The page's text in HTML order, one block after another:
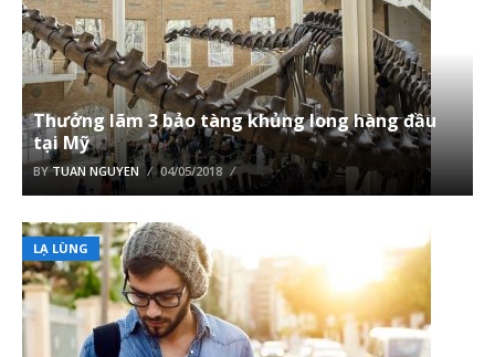
Thưởng lãm 3 bảo tàng khủng long hàng đầu
tại Mỹ
BYTUAN NGUYEN 04/05/2018
LẠ LÙNG